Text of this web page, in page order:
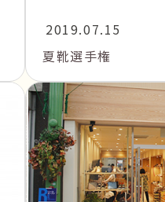
2019.07.15
夏靴選手権